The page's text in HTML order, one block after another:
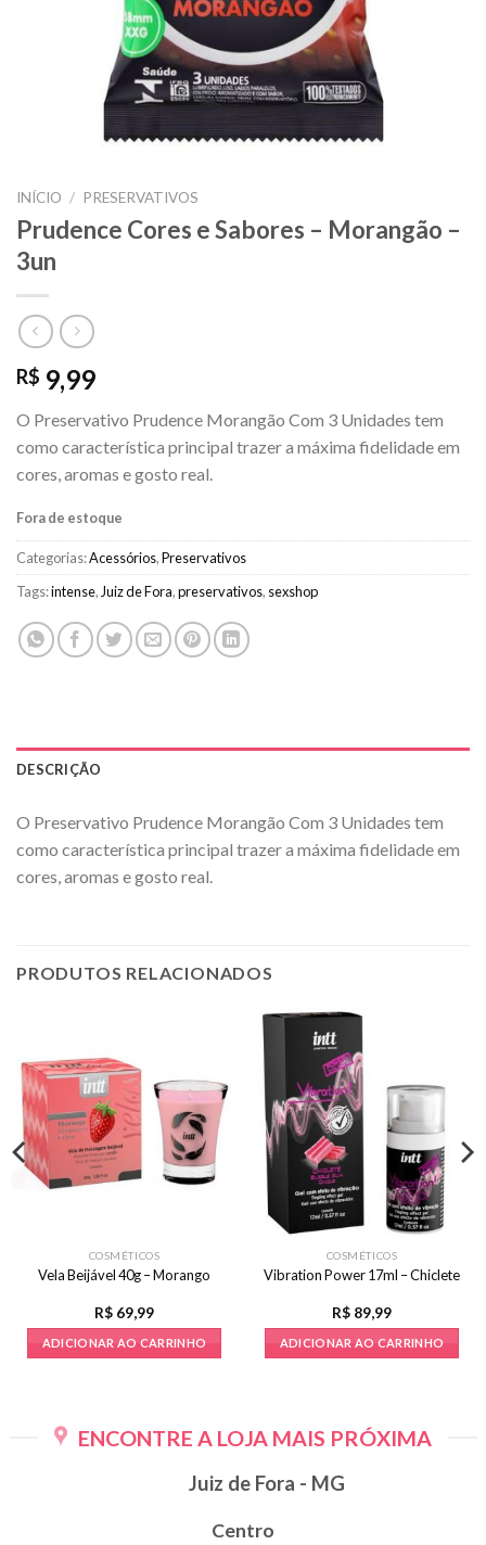
INÍCIO / PRESERVATIVOS
Prudence Cores e Sabores – Morangão –
3un
R$ 9,99
O Preservativo Prudence Morangão Com 3 Unidades tem
como característica principal trazer a máxima fidelidade em
cores, aromas e gosto real.
Fora de estoque
Categorias:Acessórios,Preservativos
Tags:intense,Juiz de Fora,preservativos, sexshop
DESCRIÇÃO
O Preservativo Prudence Morangão Com 3 Unidades tem
como característica principal trazer a máxima fidelidade em
cores, aromas e gosto real.
PRODUTOS RELACIONADOS
COSMÉTICOS
Vela Beijável 40g – Morango
R$ 69,99
ADICIONAR AO CARRINHO
COSMÉTICOS
Vibration Power 17ml – Chiclete
R$ 89,99
ADICIONAR AO CARRINHO
ENCONTRE A LOJA MAIS PRÓXIMA
Juiz de Fora - MG
Centro